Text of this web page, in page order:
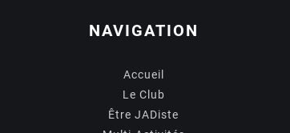
NAVIGATION
Accueil
Le Club
Être JADiste